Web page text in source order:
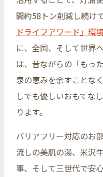
間約58トン削減し続け
ドライフアワード」環
に、全国、そして世界
は、昔ながらの「もっ
泉の恵みを余すことな
しでも優しいおもてな
ります。
バリアフリー対応のお
流しの美肌の湯、米沢
事、そして三世代で安